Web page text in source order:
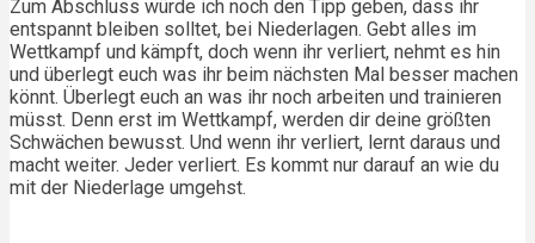
Zum Abschluss würde ich noch den Tipp geben, dass ihr
entspannt bleiben solltet, bei Niederlagen. Gebt alles im
Wettkampf und kämpft, doch wenn ihr verliert, nehmt es hin
und überlegt euch was ihr beim nächsten Mal besser machen
könnt. Überlegt euch an was ihr noch arbeiten und trainieren
müsst. Denn erst im Wettkampf, werden dir deine größten
Schwächen bewusst. Und wenn ihr verliert, lernt daraus und
macht weiter. Jeder verliert. Es kommt nur darauf an wie du
mit der Niederlage umgehst.